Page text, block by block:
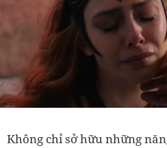
Không chỉ sở hữu những